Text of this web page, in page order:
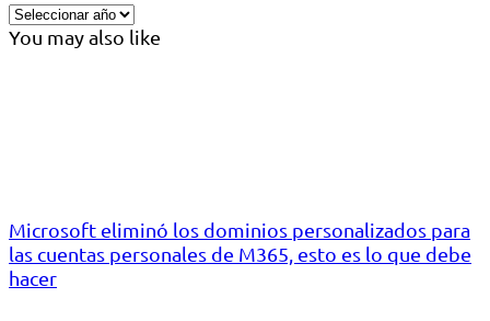
You may also like
Microsoft eliminó los dominios personalizados para
las cuentas personales de M365, esto es lo que debe
hacer